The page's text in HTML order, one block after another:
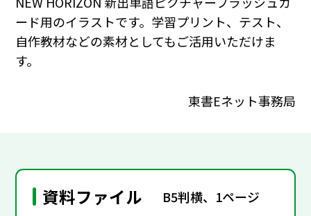
ード用のイラストです。学習プリント、テスト、
自作教材などの素材としてもご活用いただけま
す。
東書Eネット事務局
資料ファイル B5判横、1ページ